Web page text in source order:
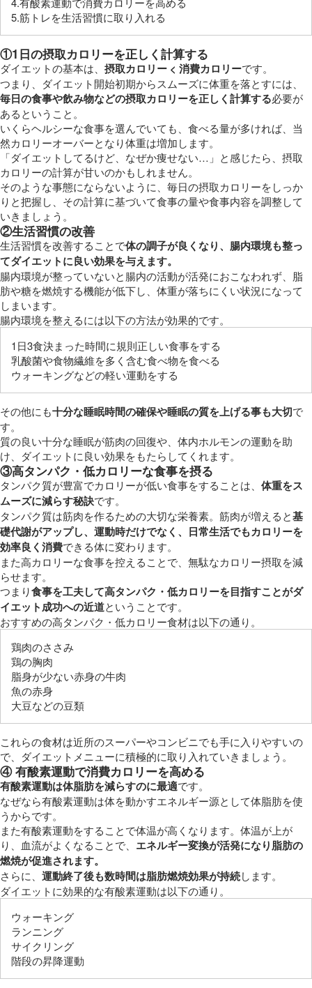
5.筋トレを生活習慣に取り入れる
①1日の摂取カロリーを正しく計算する
ダイエットの基本は、 摂取カロリー < 消費カロリーです。
つまり、ダイエット開始初期からスムーズに体重を落とすには、
毎日の食事や飲み物などの摂取カロリーを正しく計算する必要が
あるということ。
いくらヘルシーな食事を選んでいても、食べる量が多ければ、当
然カロリーオーバーとなり体重は増加します。
「ダイエットしてるけど、なぜか痩せない…」と感じたら、摂取
カロリーの計算が甘いのかもしれません。
そのような事態にならないように、毎日の摂取カロリーをしっか
りと把握し、その計算に基づいて食事の量や食事内容を調整して
いきましょう。
②生活習慣の改善
生活習慣を改善することで体の調子が良くなり、腸内環境も整っ
てダイエットに良い効果を与えます。
腸内環境が整っていないと腸内の活動が活発におこなわれず、脂
肪や糖を燃焼する機能が低下し、体重が落ちにくい状況になって
しまいます。
腸内環境を整えるには以下の方法が効果的です。
1日3食決まった時間に規則正しい食事をする
乳酸菌や食物繊維を多く含む食べ物を食べる
ウォーキングなどの軽い運動をする
その他にも十分な睡眠時間の確保や睡眠の質を上げる事も大切で
す。
質の良い十分な睡眠が筋肉の回復や、体内ホルモンの運動を助
け、ダイエットに良い効果をもたらしてくれます。
③高タンパク・低カロリーな食事を摂る
タンパク質が豊富でカロリーが低い食事をすることは、 体重をス
ムーズに減らす秘訣です。
タンパク質は筋肉を作るための大切な栄養素。筋肉が増えると基
礎代謝がアップし、運動時だけでなく、日常生活でもカロリーを
効率良く消費できる体に変わります。
また高カロリーな食事を控えることで、無駄なカロリー摂取を減
らせます。
つまり食事を工夫して高タンパク・低カロリーを目指すことがダ
イエット成功への近道ということです。
おすすめの高タンパク・低カロリー食材は以下の通り。
鶏肉のささみ
鶏の胸肉
脂身が少ない赤身の牛肉
魚の赤身
大豆などの豆類
これらの食材は近所のスーパーやコンビニでも手に入りやすいの
で、ダイエットメニューに積極的に取り入れていきましょう。
④ 有酸素運動で消費カロリーを高める
有酸素運動は体脂肪を減らすのに最適です。
なぜなら有酸素運動は体を動かすエネルギー源として体脂肪を使
うからです。
また有酸素運動をすることで体温が高くなります。体温が上が
り、血流がよくなることで、 エネルギー変換が活発になり脂肪の
燃焼が促進されます。
さらに、 運動終了後も数時間は脂肪燃焼効果が持続します。
ダイエットに効果的な有酸素運動は以下の通り。
ウォーキング
ランニング
サイクリング
階段の昇降運動